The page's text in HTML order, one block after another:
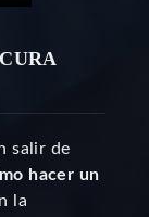
salir de
hacer un
la